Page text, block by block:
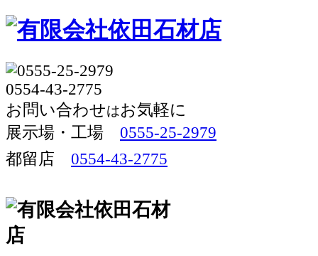
お問い合わせはお気軽に
展示場・工場  0555-25-2979
都留店 0554-43-2775